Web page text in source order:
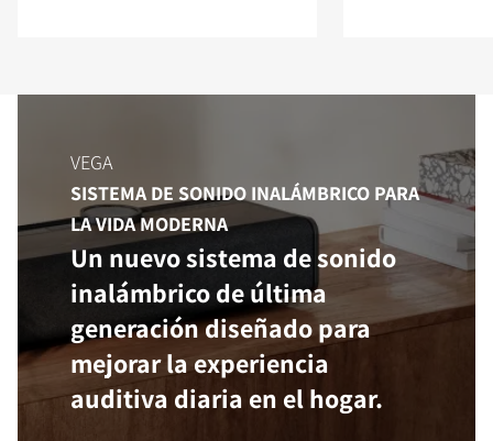
VEGA
SISTEMA DE SONIDO INALÁMBRICO PARA
LA VIDA MODERNA
Un nuevo sistema de sonido
inalámbrico de última
generación diseñado para
mejorar la experiencia
auditiva diaria en el hogar.